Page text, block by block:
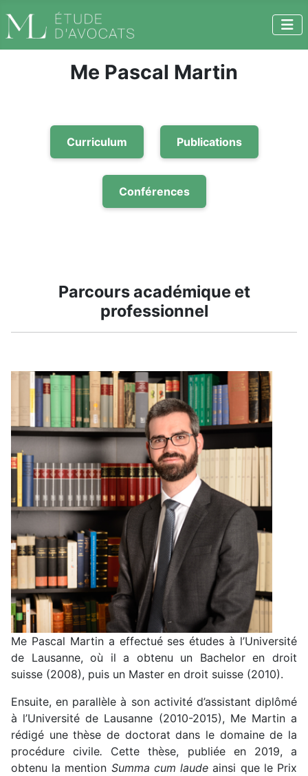
Me Pascal Martin
Curriculum Publications
Conférences
Parcours académique et
professionnel
Me Pascal Martin a effectué ses études à l’Université
de Lausanne, où il a obtenu un Bachelor en droit
suisse (2008), puis un Master en droit suisse (2010).
Ensuite, en parallèle à son activité d’assistant diplômé
à l’Université de Lausanne (2010-2015), Me Martin a
rédigé une thèse de doctorat dans le domaine de la
procédure civile. Cette thèse, publiée en 2019, a
obtenu la mention Summa cum laude ainsi que le Prix